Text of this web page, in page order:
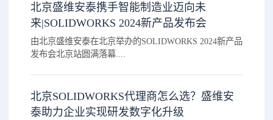
北京盛维安泰携手智能制造业迈向未
来|SOLIDWORKS 2024新产品发布会
由北京盛维安泰在北京举办的SOLIDWORKS 2024新产品
发布会北京站圆满落幕....
北京SOLIDWORKS代理商怎么选？盛维安
泰助力企业实现研发数字化升级